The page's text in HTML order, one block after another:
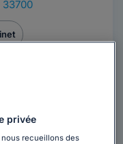
privée
recueillons des